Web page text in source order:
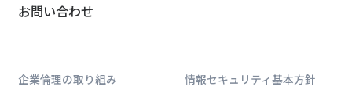
お問い合わせ
企業倫理の取り組み
情報セキュリティ基本方針